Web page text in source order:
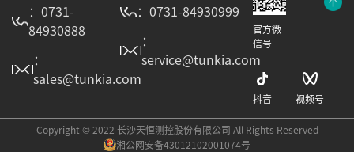
：0731-
84930888
：
sales@tunkia.com
：0731-84930999
：
service@tunkia.com
官方微
信号
抖音 视频号
Copyright © 2022 长沙天恒测控股份有限公司 All Rights Reserved
湘公网安备43012102001074号